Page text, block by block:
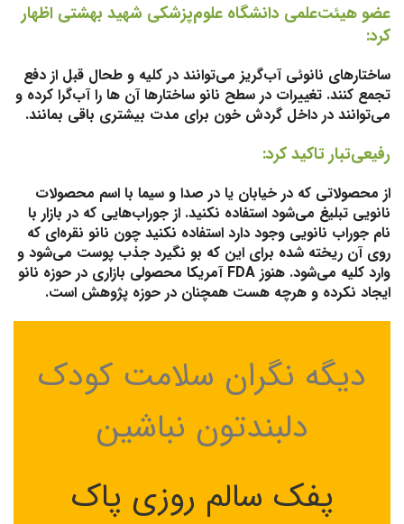
عضو هیئت‌علمی دانشگاه علوم‌پزشکی شهید بهشتی اظهار
کرد:
ساختارهای نانوئی آب‌گریز می‌توانند در کلیه و طحال قبل از دفع
تجمع کنند. تغییرات در سطح نانو ساختارها آن ها را آب‌گرا کرده و
می‌توانند در داخل گردش خون برای مدت بیشتری باقی بمانند.
رفیعی‌تبار تاکید کرد:
از محصولاتی که در خیابان یا در صدا و سیما با اسم محصولات
نانویی تبلیغ می‌شود استفاده نکنید. از جوراب‌هایی که در بازار با
نام جوراب نانویی وجود دارد استفاده نکنید چون نانو نقره‌ای که
روی آن ریخته شده برای این که بو نگیرد جذب پوست می‌شود و
وارد کلیه می‌شود. هنوز FDA آمریکا محصولی بازاری در حوزه نانو
ایجاد نکرده و هرچه هست همچنان در حوزه پژوهش است.
دیگه نگران سلامت کودک
دلبندتون نباشین
پفک سالم روزی پاک